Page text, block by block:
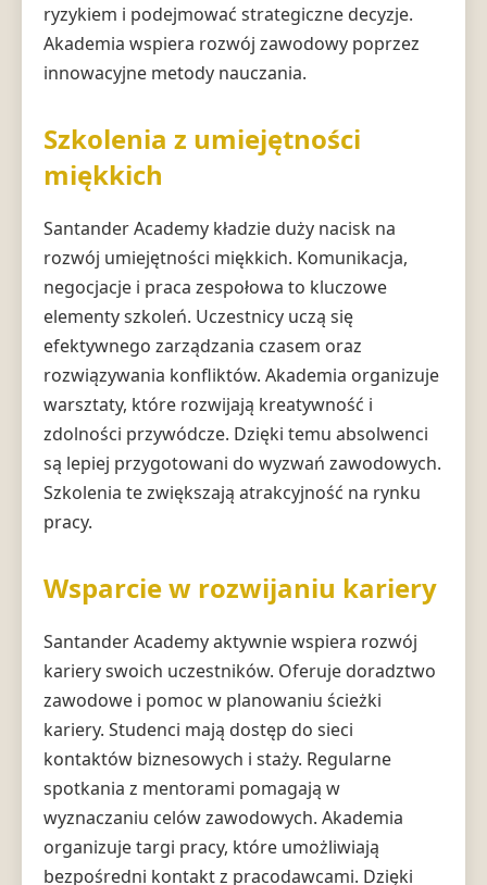
ryzykiem i podejmować strategiczne decyzje.
Akademia wspiera rozwój zawodowy poprzez
innowacyjne metody nauczania.
Szkolenia z umiejętności
miękkich
Santander Academy kładzie duży nacisk na
rozwój umiejętności miękkich. Komunikacja,
negocjacje i praca zespołowa to kluczowe
elementy szkoleń. Uczestnicy uczą się
efektywnego zarządzania czasem oraz
rozwiązywania konfliktów. Akademia organizuje
warsztaty, które rozwijają kreatywność i
zdolności przywódcze. Dzięki temu absolwenci
są lepiej przygotowani do wyzwań zawodowych.
Szkolenia te zwiększają atrakcyjność na rynku
pracy.
Wsparcie w rozwijaniu kariery
Santander Academy aktywnie wspiera rozwój
kariery swoich uczestników. Oferuje doradztwo
zawodowe i pomoc w planowaniu ścieżki
kariery. Studenci mają dostęp do sieci
kontaktów biznesowych i staży. Regularne
spotkania z mentorami pomagają w
wyznaczaniu celów zawodowych. Akademia
organizuje targi pracy, które umożliwiają
bezpośredni kontakt z pracodawcami. Dzięki